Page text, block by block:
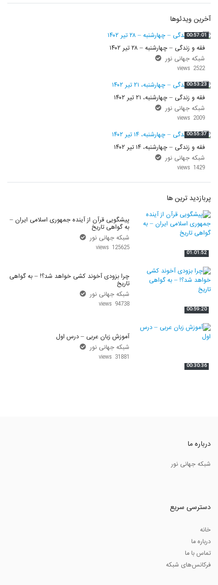
آخرین ویدئوها
00:57:01
فقه و زندگی – چهارشنبه – ۲۸ تیر ۱۴۰۲
شبکه جهانی نور
2522 views
00:53:23
فقه و زندگی – چهارشنبه، ۲۱ تیر ۱۴۰۲
شبکه جهانی نور
2009 views
00:55:37
فقه و زندگی – چهارشنبه، ۱۴ تیر ۱۴۰۲
شبکه جهانی نور
1429 views
پربازدید ترین ها
01:01:52
پیشگویی قرآن از آینده جمهوری اسلامی ایران –
به گواهی تاریخ
شبکه جهانی نور
125625 views
00:59:20
چرا بزودی آخوند کشی خواهد شد؟! – به گواهی
تاریخ
شبکه جهانی نور
94738 views
00:30:36
آموزش زبان عربی – درس اول
شبکه جهانی نور
31881 views
درباره ما
شبکه جهانی نور
دسترسی سریع
خانه
درباره ما
تماس با ما
فرکانس‌های شبکه